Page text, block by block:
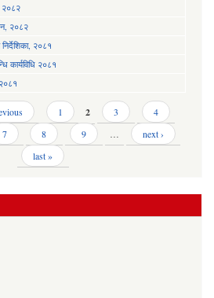
२०८२
२०८२
२०८१
कार्यविधि २०८१
1 2 3
4
7 8 9 …
next ›
last »